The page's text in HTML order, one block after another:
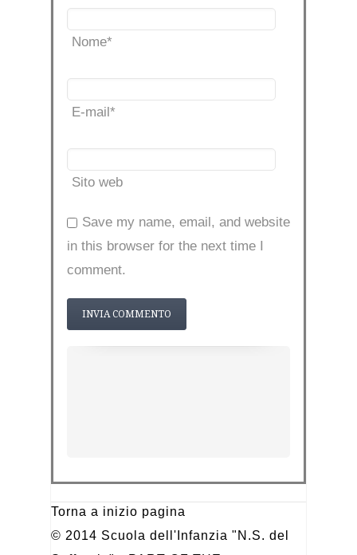
Nome*
E-mail*
Sito web
Save my name, email, and website
in this browser for the next time I
comment.
Torna a inizio pagina
© 2014 Scuola dell'Infanzia "N.S. del